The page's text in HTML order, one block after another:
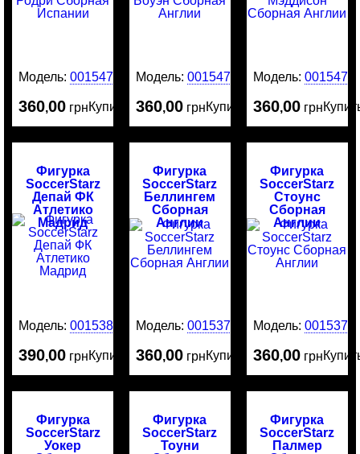
Модель:0015478
360,00 грнКупить
Модель:0015477
360,00 грнКупить
Модель: 0015476
360,00 грн
Фигурка
SoccerStarz
Депай ФК
Атлетико
Мадрид
Модель:0015380
390,00 грнКупить
Фигурка
SoccerStarz
Беллингем
Сборная
Англии
Модель:0015379
360,00 грнКупить
Фигурка
SoccerStarz
Стоунс
Сборная
Англии
Модель: 0015376
360,00 грн
Фигурка
SoccerStarz
Уокер
Фигурка
SoccerStarz
Тоуни
Фигурка
SoccerStarz
Палмер